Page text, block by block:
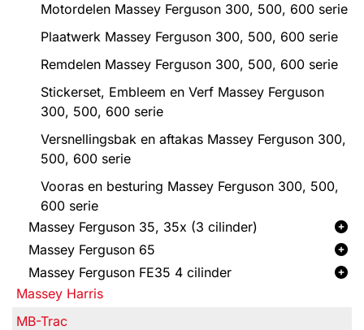
Motordelen Massey Ferguson 300, 500, 600 serie
Plaatwerk Massey Ferguson 300, 500, 600 serie
Remdelen Massey Ferguson 300, 500, 600 serie
Stickerset, Embleem en Verf Massey Ferguson
300, 500, 600 serie
Versnellingsbak en aftakas Massey Ferguson 300,
500, 600 serie
Vooras en besturing Massey Ferguson 300, 500,
600 serie
Massey Ferguson 35, 35x (3 cilinder)
Massey Ferguson 65
Massey Ferguson FE35 4 cilinder
Massey Harris
MB-Trac